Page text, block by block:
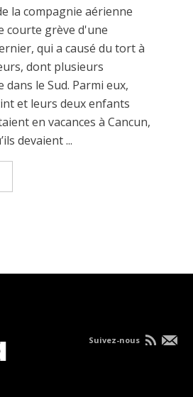
la compagnie aérienne
courte grève d'une
qui a causé du tort à
dont plusieurs
dans le Sud. Parmi eux,
et leurs deux enfants
en vacances à Cancun,
devaient ...
Suivez-nous